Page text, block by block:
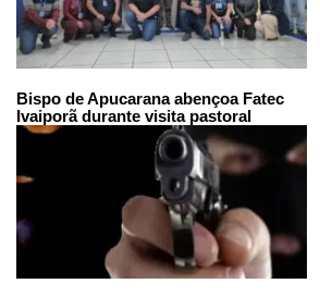
Bispo de Apucarana abençoa Fatec
Ivaiporã durante visita pastoral